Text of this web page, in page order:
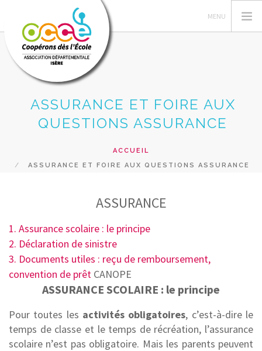
L'OCCE 38
GERER SA COOPERATIVE
CONTACT
ASSURANCE ET FOIRE AUX
QUESTIONS ASSURANCE
ACCUEIL
ASSURANCE ET FOIRE AUX QUESTIONS ASSURANCE
ASSURANCE
1. Assurance scolaire : le principe
2. Déclaration de sinistre
3. Documents utiles : reçu de remboursement,
convention de prêt CANOPE
ASSURANCE SCOLAIRE : le principe
Pour toutes les activités obligatoires, c’est-à-dire le
temps de classe et le temps de récréation, l’assurance
scolaire n’est pas obligatoire. Mais les parents peuvent